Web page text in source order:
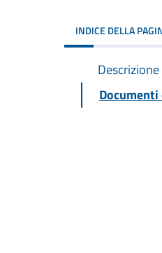
INDICE DELLA
Descrizione